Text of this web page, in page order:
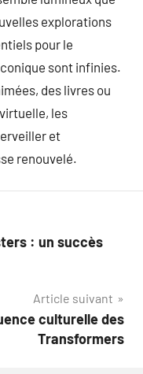
explorations
pour le
sont infinies.
des livres ou
les
et
renouvelé.
: un succès
Article suivant
culturelle des
Transformers